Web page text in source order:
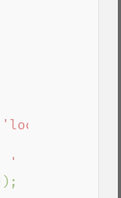
'localhost'